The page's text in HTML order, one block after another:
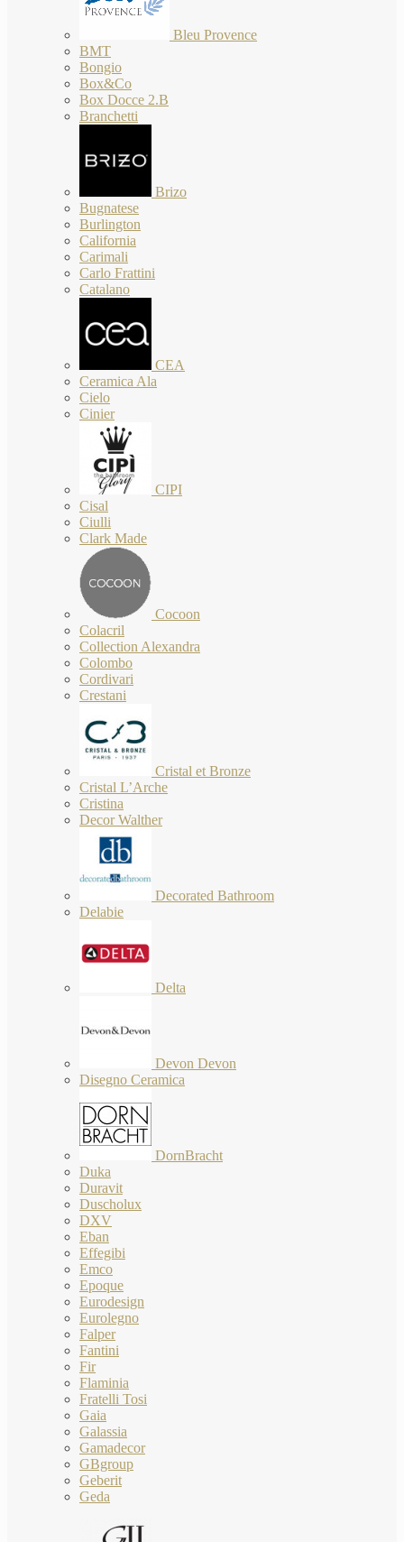
Bleu Provence
BMT
Bongio
Box&Co
Box Docce 2.B
Branchetti
Brizo
Bugnatese
Burlington
California
Carimali
Carlo Frattini
Catalano
CEA
Ceramica Ala
Cielo
Cinier
CIPI
Cisal
Ciulli
Clark Made
Cocoon
Colacril
Collection Alexandra
Colombo
Cordivari
Crestani
Cristal et Bronze
Cristal L’Arche
Cristina
Decor Walther
Decorated Bathroom
Delabie
Delta
Devon Devon
Disegno Ceramica
DornBracht
Duka
Duravit
Duscholux
DXV
Eban
Effegibi
Emco
Epoque
Eurodesign
Eurolegno
Falper
Fantini
Fir
Flaminia
Fratelli Tosi
Gaia
Galassia
Gamadecor
GBgroup
Geberit
Geda